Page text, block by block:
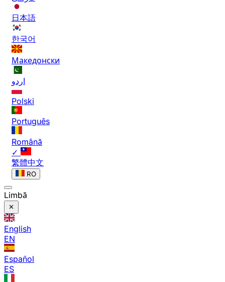
日本語
한국어
Македонски
اردو
Polski
Português
Română
✓
繁體中文
RO
Limbă
English
EN
Español
ES